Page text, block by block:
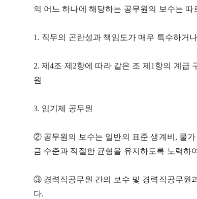
의 어느 하나에 해당하는 공무원의 보수는 따
1. 직무의 곤란성과 책임도가 매우 특수하거
2. 제4조 제2항에 따라 같은 조 제1항의 계급
원
3. 임기제 공무원
② 공무원의 보수는 일반의 표준 생계비, 물
금 수준과 적절한 균형을 유지하도록 노력하
③ 경력직공무원 간의 보수 및 경력직공무원
다.